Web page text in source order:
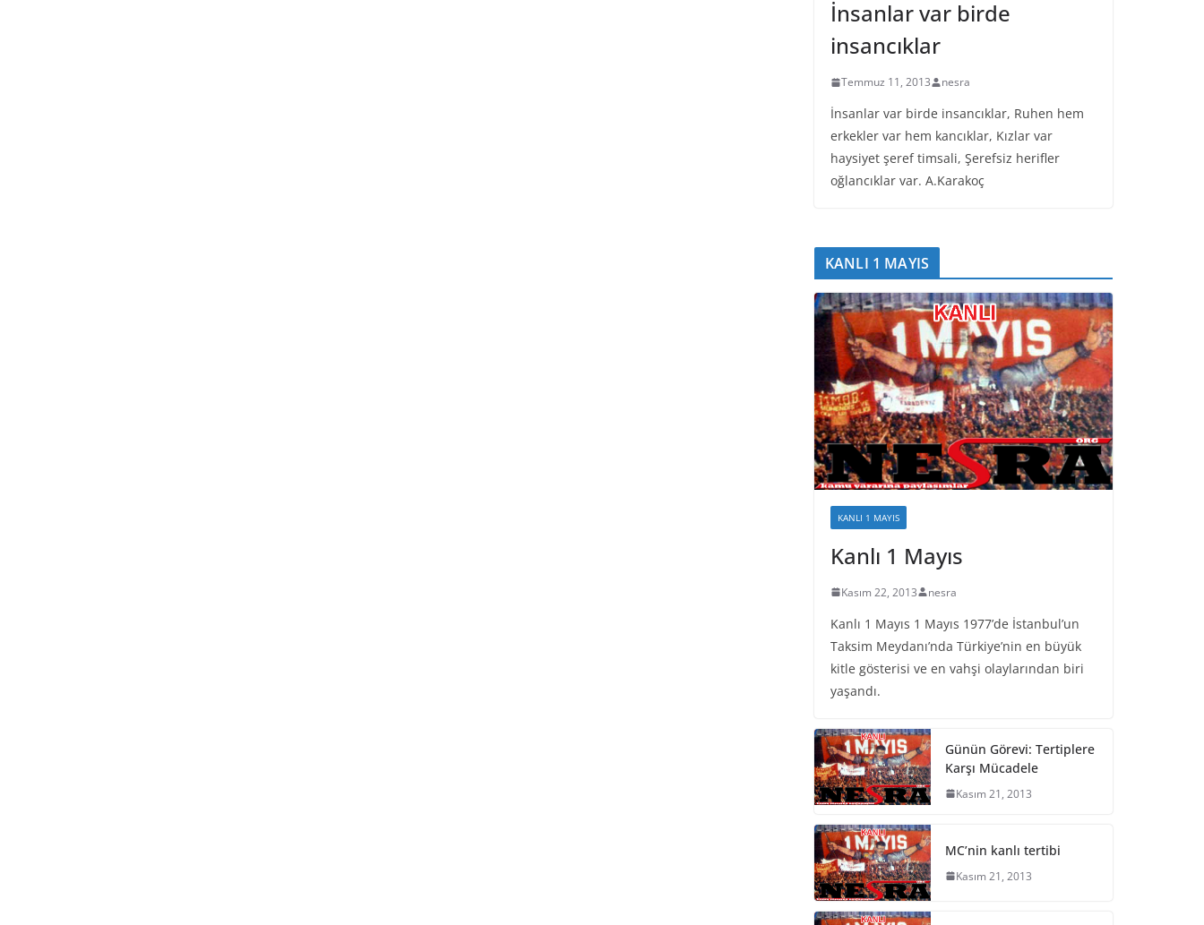
İnsanlar var birde
insancıklar
Temmuz 11, 2013 nesra
İnsanlar var birde insancıklar, Ruhen hem
erkekler var hem kancıklar, Kızlar var
haysiyet şeref timsali, Şerefsiz herifler
oğlancıklar var. A.Karakoç
KANLI 1 MAYIS
KANLI 1 MAYIS
Kanlı 1 Mayıs
Kasım 22, 2013 nesra
Kanlı 1 Mayıs 1 Mayıs 1977’de İstanbul’un
Taksim Meydanı’nda Türkiye’nin en büyük
kitle gösterisi ve en vahşi olaylarından biri
yaşandı.
Günün Görevi: Tertiplere
Karşı Mücadele
Kasım 21, 2013
MC’nin kanlı tertibi
Kasım 21, 2013